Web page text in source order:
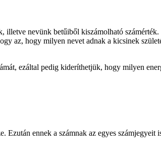
nevünk betűiből kiszámolható
az, hogy milyen nevet adnak a kicsinek
ezáltal pedig kideríthetjük, hogy milyen
ennek a számnak az egyes